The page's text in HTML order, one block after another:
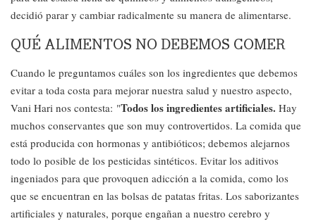
decidió parar y cambiar radicalmente su manera de alimentarse.
QUÉ ALIMENTOS NO DEBEMOS COMER
Cuando le preguntamos cuáles son los ingredientes que debemos
evitar a toda costa para mejorar nuestra salud y nuestro aspecto,
Vani Hari nos contesta: "Todos los ingredientes artificiales. Hay
muchos conservantes que son muy controvertidos. La comida que
está producida con hormonas y antibióticos; debemos alejarnos
todo lo posible de los pesticidas sintéticos. Evitar los aditivos
ingeniados para que provoquen adicción a la comida, como los
que se encuentran en las bolsas de patatas fritas. Los saborizantes
artificiales y naturales, porque engañan a nuestro cerebro y